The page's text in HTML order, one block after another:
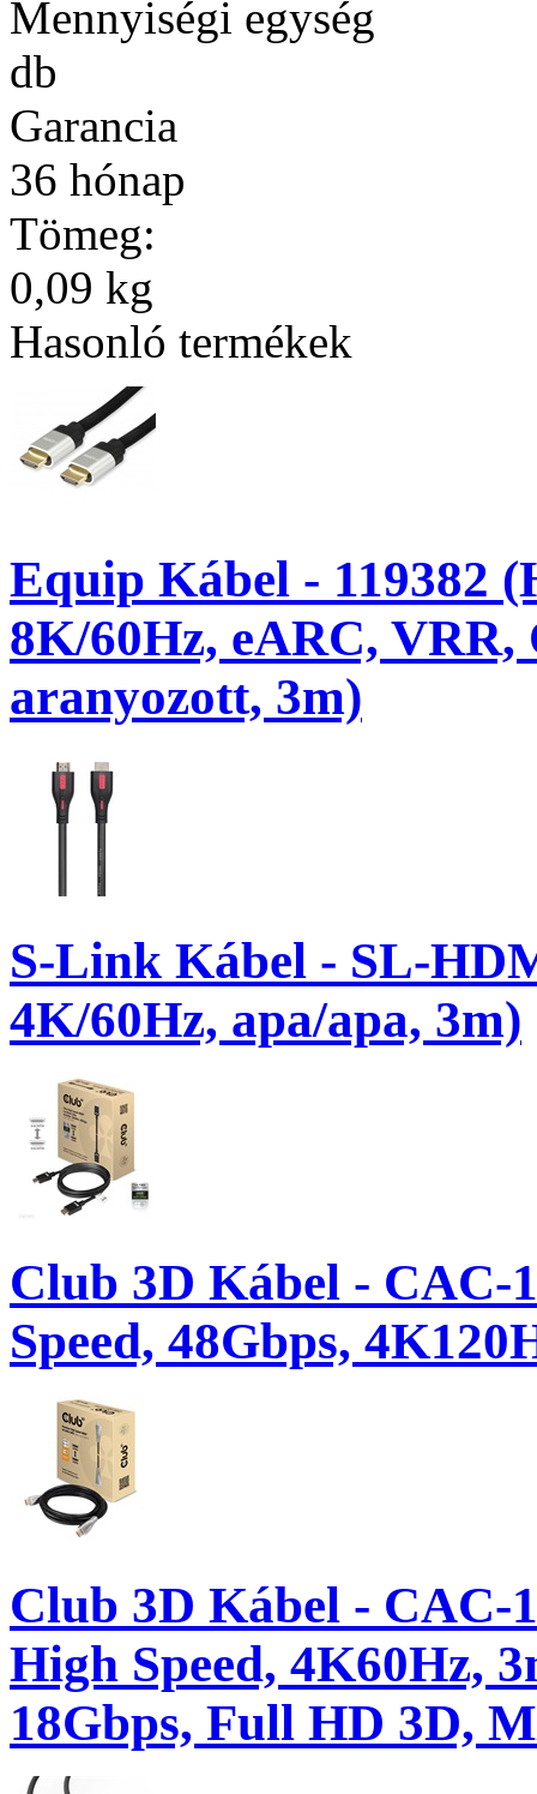
Mennyiségi egység
db
Garancia
36 hónap
Tömeg:
0,09 kg
Hasonló termékek
Equip Kábel - 119382
8K/60Hz, eARC,
aranyozott, 3m)
S-Link Kábel - SL-
4K/60Hz, apa/apa, 3m)
Club 3D Kábel -
Speed, 48Gbps,
Club 3D Kábel - CAC-
High Speed, 4K60Hz,
18Gbps, Full HD 3D,